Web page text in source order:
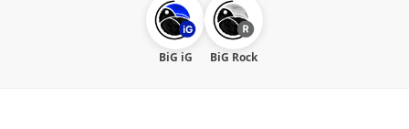
BiG iG BiG Rock